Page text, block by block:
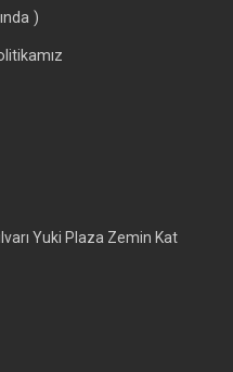
)
Yuki Plaza Zemin Kat